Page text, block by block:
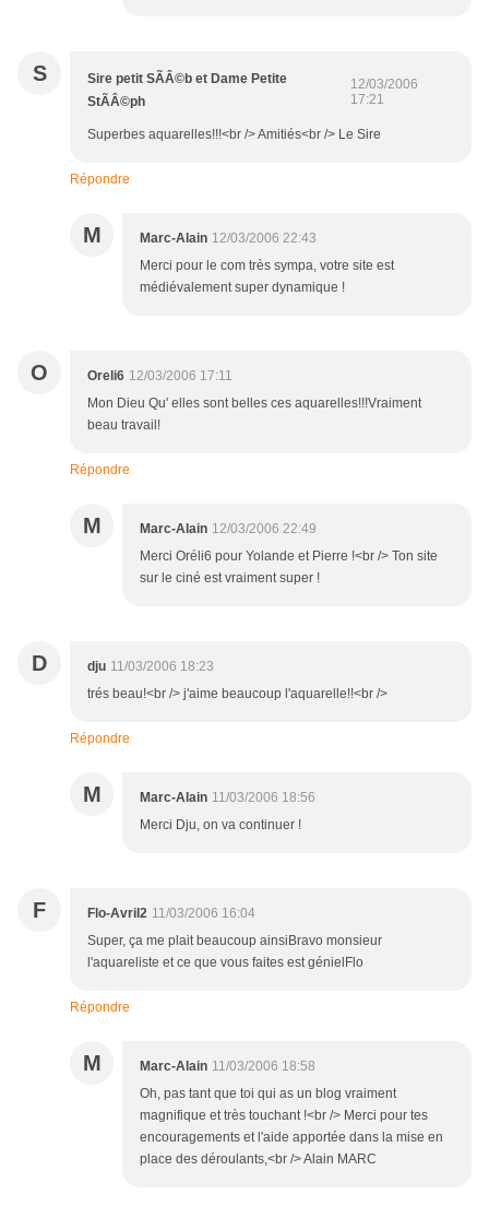
S
Sire petit SÃÂ©b et Dame Petite
StÃÂ©ph
12/03/2006
17:21
Superbes aquarelles!!!<br /> Amitiés<br /> Le Sire
Répondre
M Marc-Alain 12/03/2006 22:43
Merci pour le com très sympa, votre site est
médiévalement super dynamique !
O Oreli6 12/03/2006 17:11
Mon Dieu Qu' elles sont belles ces aquarelles!!!Vraiment
beau travail!
Répondre
M Marc-Alain 12/03/2006 22:49
Merci Oréli6 pour Yolande et Pierre !<br /> Ton site
sur le ciné est vraiment super !
D dju 11/03/2006 18:23
trés beau!<br /> j'aime beaucoup l'aquarelle!!<br />
Répondre
M Marc-Alain 11/03/2006 18:56
Merci Dju, on va continuer !
F Flo-Avril2 11/03/2006 16:04
Super, ça me plait beaucoup ainsiBravo monsieur
l'aquareliste et ce que vous faites est génielFlo
Répondre
M Marc-Alain 11/03/2006 18:58
Oh, pas tant que toi qui as un blog vraiment
magnifique et très touchant !<br /> Merci pour tes
encouragements et l'aide apportée dans la mise en
place des déroulants,<br /> Alain MARC